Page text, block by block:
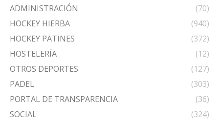
ADMINISTRACIÓN
(70)
HOCKEY HIERBA
(940)
HOCKEY PATINES
(372)
HOSTELERÍA
(12)
OTROS DEPORTES
(127)
PADEL
(303)
PORTAL DE TRANSPARENCIA
(36)
SOCIAL
(324)